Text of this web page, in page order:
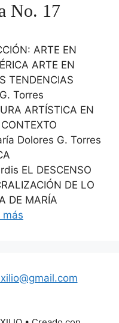
No. 17
ARTE EN
ARTE EN
TENDENCIAS
Torres
ARTÍSTICA EN
Dolores G. Torres
EL DESCENSO
DE LO
DE MARÍA
más